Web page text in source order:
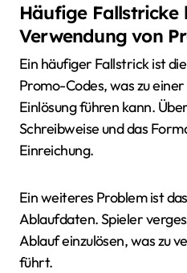
Häufige Fallstricke
Verwendung von
Ein häufiger Fallstrick ist
Promo-Codes, was zu
Einlösung führen kann.
Schreibweise und das
Einreichung.
Ein weiteres Problem ist
Ablaufdaten. Spieler
Ablauf einzulösen, was zu
führt.